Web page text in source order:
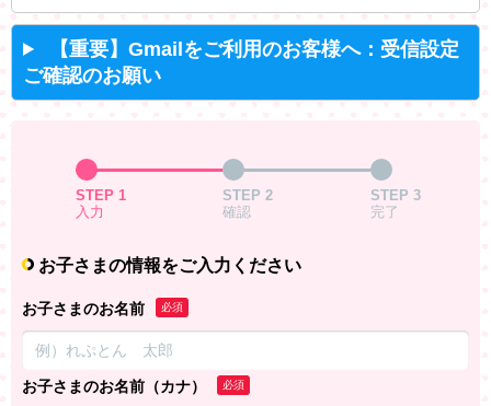
【重要】Gmailをご利用のお客様へ：受信設定
ご確認のお願い
STEP 1
入力
STEP 2
確認
STEP 3
完了
お子さまの情報をご入力ください
お子さまのお名前 必須
お子さまのお名前（カナ） 必須